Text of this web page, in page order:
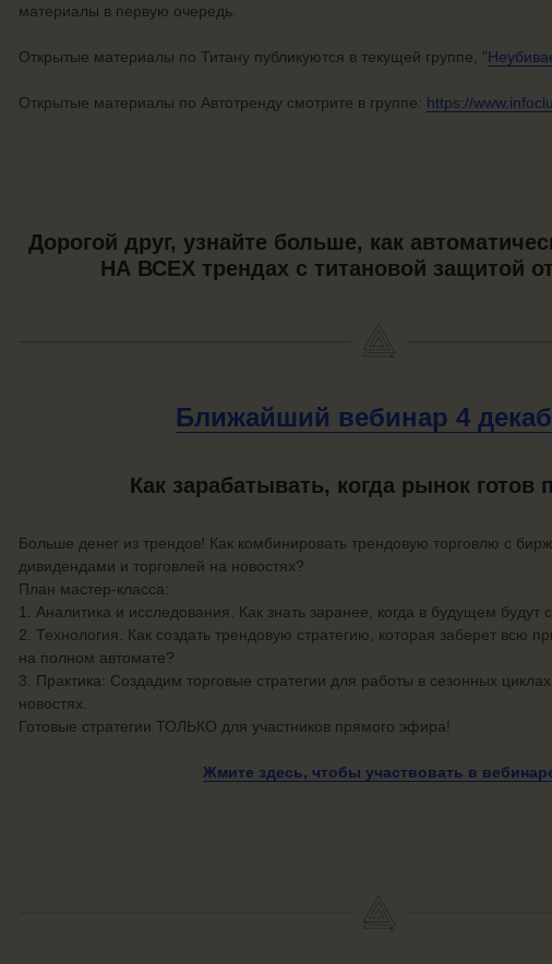
материалы в первую очередь.
Открытые материалы по Титану публикуются в текущей группе, "
Открытые материалы по Автотренду смотрите в группе: https://
Дорогой друг, узнайте больше, как
НА ВСЕХ трендах с титановой защитой
Ближайший вебинар 4
Как зарабатывать, когда рынок готов
Больше денег из трендов! Как комбинировать трендовую торговлю с
дивидендами и торговлей на новостях?
План мастер-класса:
1. Аналитика и исследования. Как знать заранее, когда в будущем
2. Технология. Как создать трендовую стратегию, которая заберет всю
на полном автомате?
3. Практика: Создадим торговые стратегии для работы в сезонных
новостях.
Готовые стратегии ТОЛЬКО для участников прямого эфира!
Жмите здесь, чтобы участвовать в